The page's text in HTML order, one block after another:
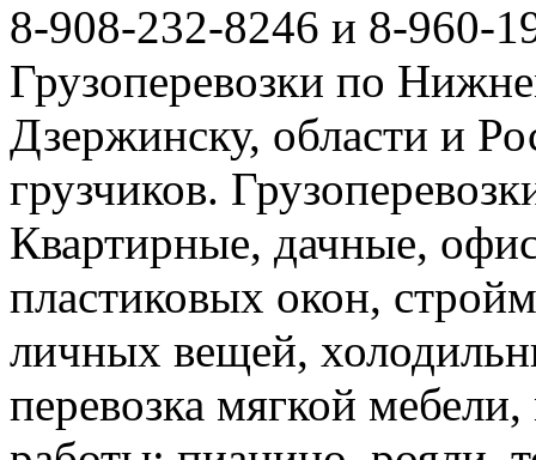
8-908-232-8246 и 8-960-
Грузоперевозки по
Дзержинску, области и
грузчиков.
Квартирные, дачные,
пластиковых окон,
личных вещей,
перевозка мягкой